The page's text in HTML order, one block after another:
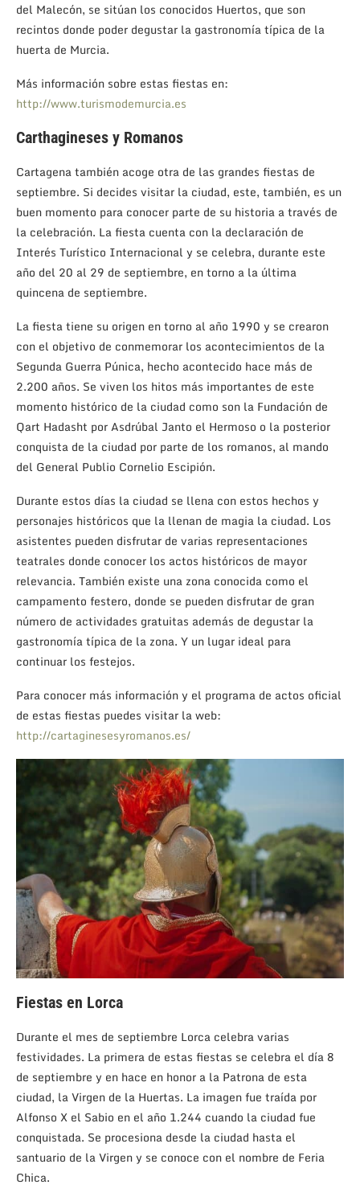
del Malecón, se sitúan los conocidos Huertos, que son
recintos donde poder degustar la gastronomía típica de la
huerta de Murcia.
Más información sobre estas fiestas en:
http://www.turismodemurcia.es
Carthagineses y Romanos
Cartagena también acoge otra de las grandes fiestas de
septiembre. Si decides visitar la ciudad, este, también, es un
buen momento para conocer parte de su historia a través de
la celebración. La fiesta cuenta con la declaración de
Interés Turístico Internacional y se celebra, durante este
año del 20 al 29 de septiembre, en torno a la última
quincena de septiembre.
La fiesta tiene su origen en torno al año 1990 y se crearon
con el objetivo de conmemorar los acontecimientos de la
Segunda Guerra Púnica, hecho acontecido hace más de
2.200 años. Se viven los hitos más importantes de este
momento histórico de la ciudad como son la Fundación de
Qart Hadasht por Asdrúbal Janto el Hermoso o la posterior
conquista de la ciudad por parte de los romanos, al mando
del General Publio Cornelio Escipión.
Durante estos días la ciudad se llena con estos hechos y
personajes históricos que la llenan de magia la ciudad. Los
asistentes pueden disfrutar de varias representaciones
teatrales donde conocer los actos históricos de mayor
relevancia. También existe una zona conocida como el
campamento festero, donde se pueden disfrutar de gran
número de actividades gratuitas además de degustar la
gastronomía típica de la zona. Y un lugar ideal para
continuar los festejos.
Para conocer más información y el programa de actos oficial
de estas fiestas puedes visitar la web:
http://cartaginesesyromanos.es/
Fiestas en Lorca
Durante el mes de septiembre Lorca celebra varias
festividades. La primera de estas fiestas se celebra el día 8
de septiembre y en hace en honor a la Patrona de esta
ciudad, la Virgen de la Huertas. La imagen fue traída por
Alfonso X el Sabio en el año 1.244 cuando la ciudad fue
conquistada. Se procesiona desde la ciudad hasta el
santuario de la Virgen y se conoce con el nombre de Feria
Chica.